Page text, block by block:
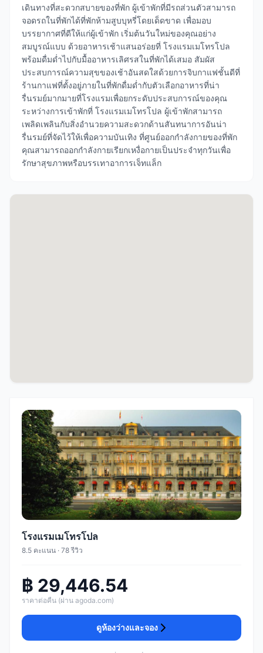
เดินทางที่สะดวกสบายของที่พัก ผู้เข้าพักที่มีรถส่วนตัวสามารถ
จอดรถในที่พักได้ที่พักห้ามสูบบุหรี่โดยเด็ดขาด เพื่อมอบ
บรรยากาศที่ดีให้แก่ผู้เข้าพัก เริ่มต้นวันใหม่ของคุณอย่าง
สมบูรณ์แบบ ด้วยอาหารเช้าแสนอร่อยที่ โรงแรมเมโทรโปล
พร้อมดื่มด่ำไปกับมื้ออาหารเลิศรสในที่พักได้เสมอ สัมผัส
ประสบการณ์ความสุขของเช้าอันสดใสด้วยการจิบกาแฟชั้นดีที่
ร้านกาแฟที่ตั้งอยู่ภายในที่พักดื่มด่ำกับตัวเลือกอาหารที่น่า
รื่นรมย์มากมายที่โรงแรมเพื่อยกระดับประสบการณ์ของคุณ
ระหว่างการเข้าพักที่ โรงแรมเมโทรโปล ผู้เข้าพักสามารถ
เพลิดเพลินกับสิ่งอำนวยความสะดวกด้านสันทนาการอันน่า
รื่นรมย์ที่จัดไว้ให้เพื่อความบันเทิง ที่ศูนย์ออกกำลังกายของที่พัก
คุณสามารถออกกำลังกายเรียกเหงื่อกายเป็นประจำทุกวันเพื่อ
รักษาสุขภาพหรือบรรเทาอาการเจ็ทแล็ก
โรงแรมเมโทรโปล
8.5 คะแนน · 78 รีวิว
฿ 29,446.54
ราคาต่อคืน (ผ่าน agoda.com)
ดูห้องว่างและจอง